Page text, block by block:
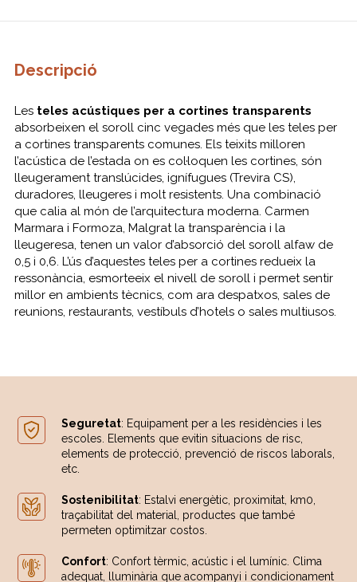
Descripció
Les teles acústiques per a cortines transparents
absorbeixen el soroll cinc vegades més que les teles per
a cortines transparents comunes. Els teixits milloren
l’acústica de l’estada on es col·loquen les cortines, són
lleugerament translúcides, ignífugues (Trevira CS),
duradores, lleugeres i molt resistents. Una combinació
que calia al món de l’arquitectura moderna. Carmen
Marmara i Formoza, Malgrat la transparència i la
lleugeresa, tenen un valor d’absorció del soroll alfaw de
0,5 i 0,6. L’ús d’aquestes teles per a cortines redueix la
ressonància, esmorteeix el nivell de soroll i permet sentir
millor en ambients tècnics, com ara despatxos, sales de
reunions, restaurants, vestíbuls d’hotels o sales multiusos.
Seguretat: Equipament per a les residències i les
escoles. Elements que evitin situacions de risc,
elements de protecció, prevenció de riscos laborals,
etc.
Sostenibilitat: Estalvi energètic, proximitat, km0,
traçabilitat del material, productes que també
permeten optimitzar costos.
Confort: Confort tèrmic, acústic i el lumínic. Clima
adequat, lluminària que acompanyi i condicionament